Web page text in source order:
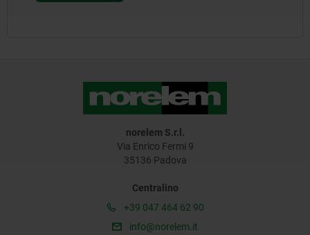
norelem S.r.l.
Via Enrico Fermi 9
35136 Padova
Centralino
+39 047 464 62 90
info@norelem.it